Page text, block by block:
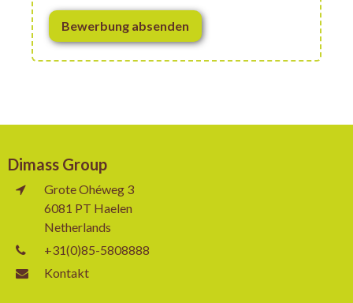
Bewerbung absenden
Dimass Group
Grote Ohéweg 3
6081 PT Haelen
Netherlands
+31(0)85-5808888
Kontakt